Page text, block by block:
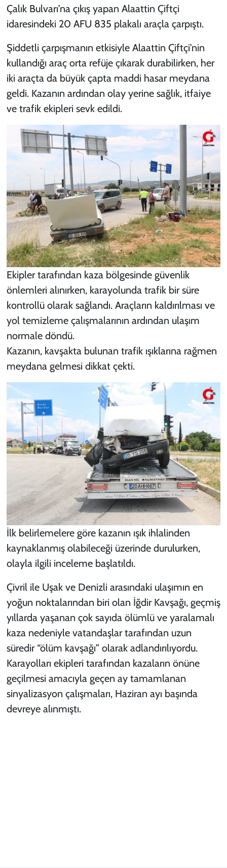
Çalık Bulvarı’na çıkış yapan Alaattin Çiftçi
idaresindeki 20 AFU 835 plakalı araçla çarpıştı.
Şiddetli çarpışmanın etkisiyle Alaattin Çiftçi’nin
kullandığı araç orta refüje çıkarak durabilirken, her
iki araçta da büyük çapta maddi hasar meydana
geldi. Kazanın ardından olay yerine sağlık, itfaiye
ve trafik ekipleri sevk edildi.
Ekipler tarafından kaza bölgesinde güvenlik
önlemleri alınırken, karayolunda trafik bir süre
kontrollü olarak sağlandı. Araçların kaldırılması ve
yol temizleme çalışmalarının ardından ulaşım
normale döndü.
Kazanın, kavşakta bulunan trafik ışıklarına rağmen
meydana gelmesi dikkat çekti.
İlk belirlemelere göre kazanın ışık ihlalinden
kaynaklanmış olabileceği üzerinde durulurken,
olayla ilgili inceleme başlatıldı.
Çivril ile Uşak ve Denizli arasındaki ulaşımın en
yoğun noktalarından biri olan İğdir Kavşağı, geçmiş
yıllarda yaşanan çok sayıda ölümlü ve yaralamalı
kaza nedeniyle vatandaşlar tarafından uzun
süredir “ölüm kavşağı” olarak adlandırılıyordu.
Karayolları ekipleri tarafından kazaların önüne
geçilmesi amacıyla geçen ay tamamlanan
sinyalizasyon çalışmaları, Haziran ayı başında
devreye alınmıştı.